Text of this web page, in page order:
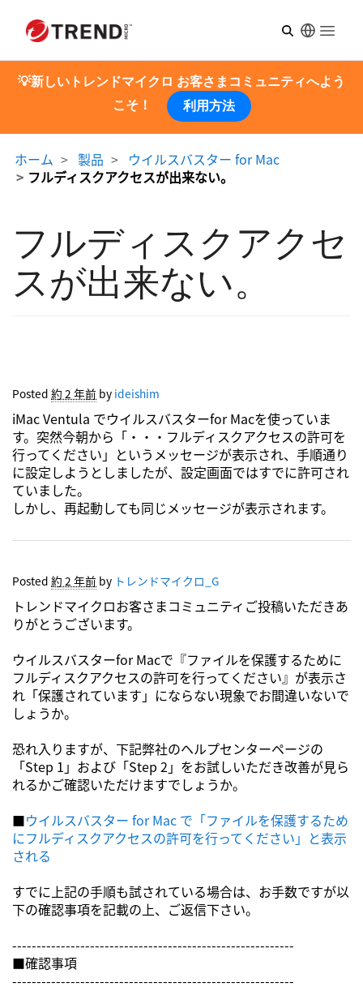
Open
💡新しいトレンドマイクロ お客さまコミュニティへよう
こそ！
利用方法
ホーム 製品
ウイルスバスター for Mac
フルディスクアクセスが出来ない。
フルディスクアクセ
スが出来ない。
Posted 約 2 年前 by ideishim
iMac Ventula でウイルスバスターfor Macを使っていま
す。突然今朝から「・・・フルディスクアクセスの許可を
行ってください」というメッセージが表示され、手順通り
に設定しようとしましたが、設定画面ではすでに許可され
ていました。
しかし、再起動しても同じメッセージが表示されます。
Posted 約 2 年前 by トレンドマイクロ_G
トレンドマイクロお客さまコミュニティご投稿いただきあ
りがとうございます。
ウイルスバスターfor Macで『ファイルを保護するために
フルディスクアクセスの許可を行ってください』が表示さ
れ「保護されています」にならない現象でお間違いないで
しょうか。
恐れ入りますが、下記弊社のヘルプセンターページの
「Step 1」および「Step 2」をお試しいただき改善が見ら
れるかご確認いただけますでしょうか。
■ウイルスバスター for Mac で「ファイルを保護するため
にフルディスクアクセスの許可を行ってください」と表示
される
すでに上記の手順も試されている場合は、お手数ですが以
下の確認事項を記載の上、ご返信下さい。
----------------------------------------------------------
■確認事項
----------------------------------------------------------